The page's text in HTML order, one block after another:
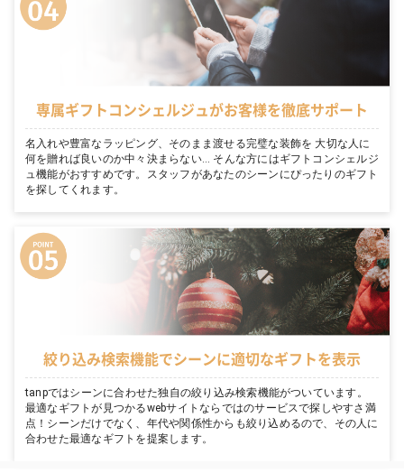
専属ギフトコンシェルジュがお客様を徹底サポート
名入れや豊富なラッピング、そのまま渡せる完璧な装飾を 大切な人に
何を贈れば良いのか中々決まらない… そんな方にはギフトコンシェルジ
ュ機能がおすすめです。スタッフがあなたのシーンにぴったりのギフト
を探してくれます。
絞り込み検索機能でシーンに適切なギフトを表示
tanpではシーンに合わせた独自の絞り込み検索機能がついています。
最適なギフトが見つかるwebサイトならではのサービスで探しやすさ満
点！シーンだけでなく、年代や関係性からも絞り込めるので、その人に
合わせた最適なギフトを提案します。